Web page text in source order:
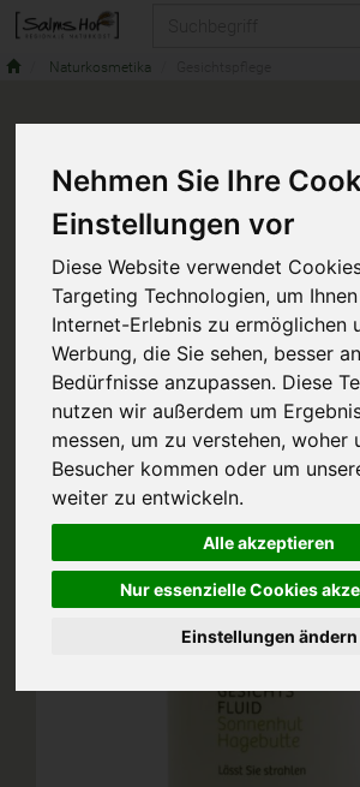
Nehmen Sie Ihre
Einstellungen vor
Diese Website verwendet
Targeting Technologien, um
Internet-Erlebnis zu ermöglichen
Werbung, die Sie sehen, besser
Bedürfnisse anzupassen. Diese
nutzen wir außerdem um
messen, um zu verstehen, woher
Besucher kommen oder um
weiter zu entwickeln.
Alle akzeptieren
Nur essenzielle Cookies
Einstellungen ändern
Naturkosmetika